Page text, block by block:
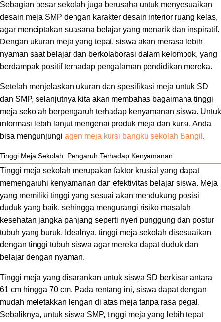
Sebagian besar sekolah juga berusaha untuk menyesuaikan
desain meja SMP dengan karakter desain interior ruang kelas,
agar menciptakan suasana belajar yang menarik dan inspiratif.
Dengan ukuran meja yang tepat, siswa akan merasa lebih
nyaman saat belajar dan berkolaborasi dalam kelompok, yang
berdampak positif terhadap pengalaman pendidikan mereka.
Setelah menjelaskan ukuran dan spesifikasi meja untuk SD
dan SMP, selanjutnya kita akan membahas bagaimana tinggi
meja sekolah berpengaruh terhadap kenyamanan siswa. Untuk
informasi lebih lanjut mengenai produk meja dan kursi, Anda
bisa mengunjungi agen meja kursi bangku sekolah Bangil .
Tinggi Meja Sekolah: Pengaruh Terhadap Kenyamanan
Tinggi meja sekolah merupakan faktor krusial yang dapat
memengaruhi kenyamanan dan efektivitas belajar siswa. Meja
yang memiliki tinggi yang sesuai akan mendukung posisi
duduk yang baik, sehingga mengurangi risiko masalah
kesehatan jangka panjang seperti nyeri punggung dan postur
tubuh yang buruk. Idealnya, tinggi meja sekolah disesuaikan
dengan tinggi tubuh siswa agar mereka dapat duduk dan
belajar dengan nyaman.
Tinggi meja yang disarankan untuk siswa SD berkisar antara
61 cm hingga 70 cm. Pada rentang ini, siswa dapat dengan
mudah meletakkan lengan di atas meja tanpa rasa pegal.
Sebaliknya, untuk siswa SMP, tinggi meja yang lebih tepat